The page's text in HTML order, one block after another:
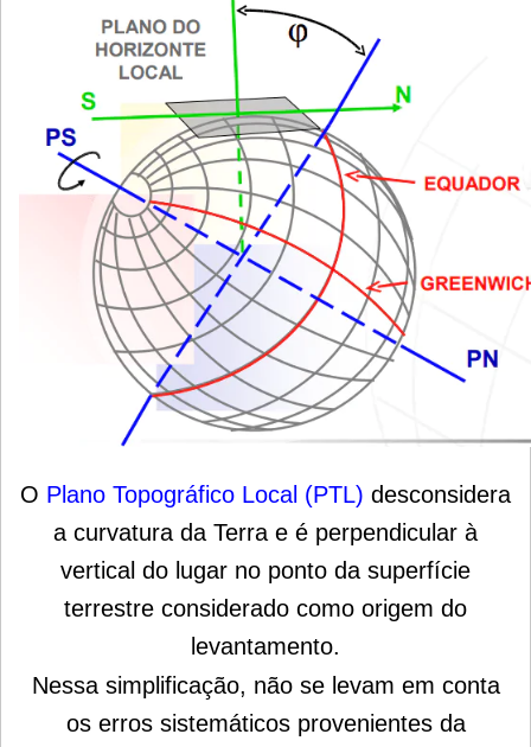
O Plano Topográfico Local (PTL) desconsidera
a curvatura da Terra e é perpendicular à
vertical do lugar no ponto da superfície
terrestre considerado como origem do
levantamento.
Nessa simplificação, não se levam em conta
os erros sistemáticos provenientes da